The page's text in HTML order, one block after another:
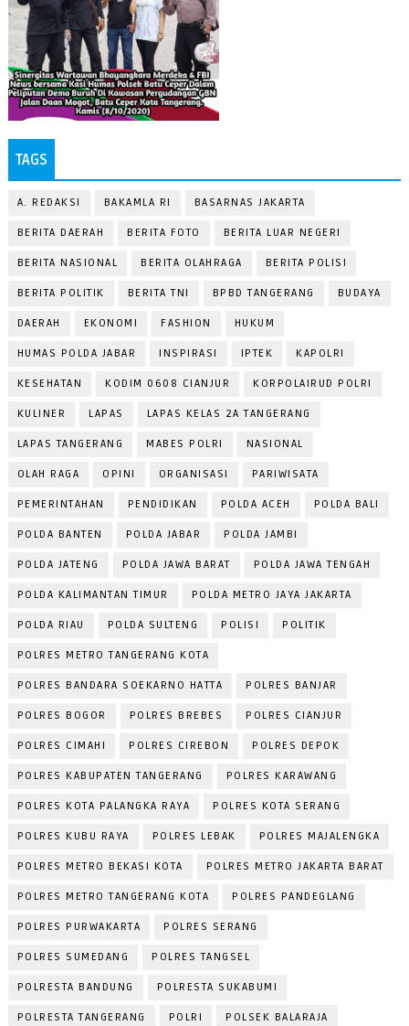
TAGS
A. REDAKSI BAKAMLA RI BASARNAS JAKARTA
BERITA DAERAH BERITA FOTO BERITA LUAR NEGERI
BERITA NASIONAL BERITA OLAHRAGA BERITA POLISI
BERITA POLITIK BERITA TNI BPBD TANGERANG BUDAYA
DAERAH EKONOMI FASHION HUKUM
HUMAS POLDA JABAR INSPIRASI IPTEK KAPOLRI
KESEHATAN KODIM 0608 CIANJUR KORPOLAIRUD POLRI
KULINER LAPAS LAPAS KELAS 2A TANGERANG
LAPAS TANGERANG MABES POLRI NASIONAL
OLAH RAGA OPINI ORGANISASI PARIWISATA
PEMERINTAHAN PENDIDIKAN POLDA ACEH POLDA BALI
POLDA BANTEN POLDA JABAR POLDA JAMBI
POLDA JATENG POLDA JAWA BARAT POLDA JAWA TENGAH
POLDA KALIMANTAN TIMUR POLDA METRO JAYA JAKARTA
POLDA RIAU POLDA SULTENG POLISI POLITIK
POLRES METRO TANGERANG KOTA
POLRES BANDARA SOEKARNO HATTA POLRES BANJAR
POLRES BOGOR POLRES BREBES POLRES CIANJUR
POLRES CIMAHI POLRES CIREBON POLRES DEPOK
POLRES KABUPATEN TANGERANG POLRES KARAWANG
POLRES KOTA PALANGKA RAYA POLRES KOTA SERANG
POLRES KUBU RAYA POLRES LEBAK POLRES MAJALENGKA
POLRES METRO BEKASI KOTA POLRES METRO JAKARTA BARAT
POLRES METRO TANGERANG KOTA POLRES PANDEGLANG
POLRES PURWAKARTA POLRES SERANG
POLRES SUMEDANG POLRES TANGSEL
POLRESTA BANDUNG POLRESTA SUKABUMI
POLRESTA TANGERANG POLRI POLSEK BALARAJA